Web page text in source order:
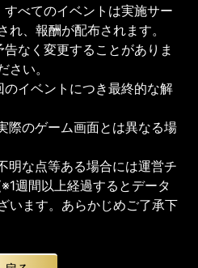
べてのイベントは実施サー
、報酬が配布されます。
なく変更することがありま
さい。
イベントにつき最終的な解
際のゲーム画面とは異なる場
明な点等ある場合には運営チ
週間以上経過するとデータ
います。あらかじめご了承下